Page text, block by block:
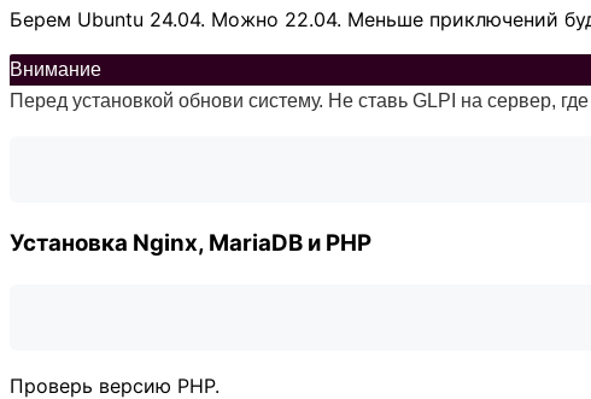
Берем Ubuntu 24.04. Можно 22.04. Меньше приключений
Внимание
Перед установкой обнови систему. Не ставь GLPI на сервер,
Установка Nginx, MariaDB и PHP
Проверь версию PHP.